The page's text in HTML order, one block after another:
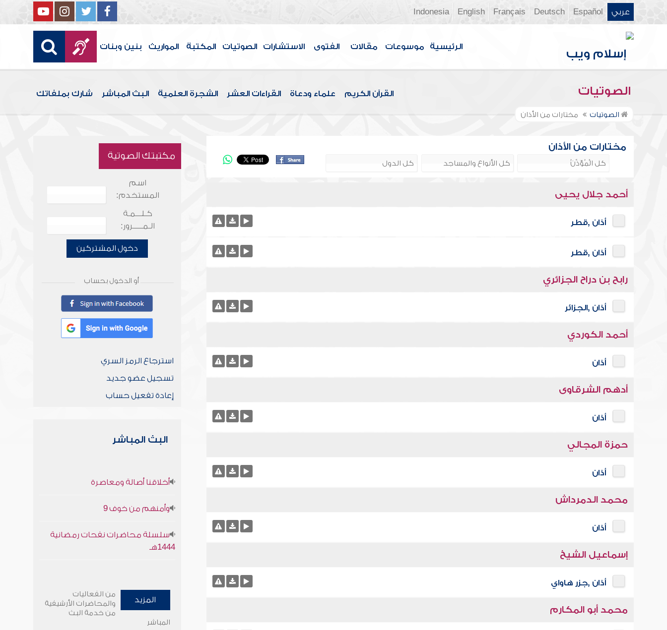
عربي Español
Deutsch
Français
English
Indonesia
الرئيسية موسوعات مقالات الفتوى الاستشارات الصوتيات المكتبة المواريث بنين وبنات
الصوتيات القرآن الكريم علماء ودعاة القراءات العشر الشجرة العلمية البث المباشر شارك بملفاتك
الصوتيات مختارات من الأذان
مختارات من الأذان
أحمد جلال يحيى
أذان ,قطر
أذان ,قطر
رابح بن دراح الجزائري
أذان ,الجزائر
أحمد الكوردي
أذان
أدهم الشرقاوى
أذان
حمزة المجالي
أذان
محمد الدمرداش
أذان
إسماعيل الشيخ
أذان ,جزر هاواي
محمد أبو المكارم
مكتبتك الصوتية
اسم
المستخدم:
كـلـــمـة
الـمـــــرور:
دخول المشتركين
أو الدخول بحساب
استرجاع الرمز السري
تسجيل عضو جديد
إعادة تفعيل حساب
البث المباشر
أخلاقنا أصالة ومعاصرة
وأمنهم من خوف 9
سلسلة محاضرات نفحات رمضانية
1444هـ
المزيد
من الفعاليات
والمحاضرات الأرشيفية
من خدمة البث
المباشر